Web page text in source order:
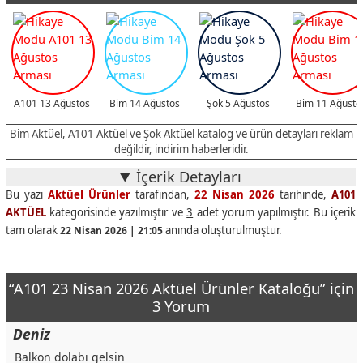
Triathlon Top Şişirme Pompası
99,50 TL
Onvo 55OVIN6000 55" İç Mekan 400 Nits Led Ekran Indoor
45999 TL
Philips 65PUS7000/62 65" 4K UHD LED Dolby Atmos Smart TV
38999 TL
Philips 55PUS7000/62 55" 4K UHD LED Dolby Atmos Smart TV
28999 TL
Samsung QE50Q7FAAUXTK 50" QLED TV
28999 TL
Mipo M26 Cep Telefonu
JBL Tune 527BT Kablosuz Kulaküstü Kulaklık
Piranha 2222 Bluetooth Kablosuz Çocuk Kulaklık
499 TL
Piranha 9965 BT Kulaklık
449 TL
Inflame Filament LED Ampul 6 W
99,50 TL
Kiwi KWC 7130 Cam Temizleme Robotu
4599 TL
Pierre Cardin Çelik Kettle
699 TL
A101 13 Ağustos Bim 14 Ağustos Şok 5 Ağustos Bim 11
Bim Aktüel, A101 Aktüel ve Şok Aktüel katalog ve ürün detayları reklam
değildir, indirim haberleridir.
İçerik Detayları
Bu yazı Aktüel Ürünlertarafından, 22 Nisan 2026 tarihinde,A101
AKTÜELkategorisinde yazılmıştır ve3 adet yorum yapılmıştır. Bu içerik
tam olarak22 Nisan 2026 | 21:05anında oluşturulmuştur.
“A101 23 Nisan 2026 Aktüel Ürünler Kataloğu” için
3 Yorum
Deniz
Balkon dolabı gelsin